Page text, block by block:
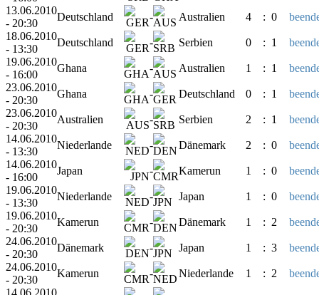
13.06.2010
- 20:30
Deutschland - Australien 4 : 0
18.06.2010
- 13:30
Deutschland - Serbien 0 : 1
19.06.2010
- 16:00
Ghana - Australien 1 : 1
23.06.2010
- 20:30
Ghana - Deutschland 0 : 1
23.06.2010
- 20:30
Australien - Serbien 2 : 1
14.06.2010
- 13:30
Niederlande - Dänemark 2 : 0
14.06.2010
- 16:00
Japan - Kamerun 1 : 0
19.06.2010
- 13:30
Niederlande - Japan 1 : 0
19.06.2010
- 20:30
Kamerun - Dänemark 1 : 2
24.06.2010
- 20:30
Dänemark - Japan 1 : 3
24.06.2010
- 20:30
Kamerun - Niederlande 1 : 2
14.06.2010